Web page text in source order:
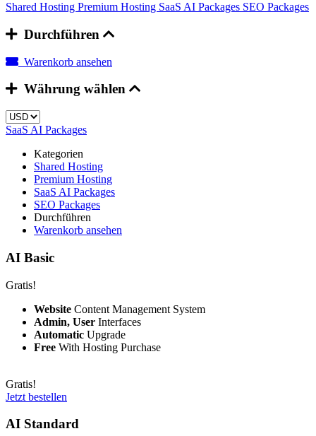
Shared Hosting Premium Hosting SaaS AI Packages SEO Packages
Durchführen
Warenkorb ansehen
Währung wählen
SaaS AI Packages
Kategorien
Shared Hosting
Premium Hosting
SaaS AI Packages
SEO Packages
Durchführen
Warenkorb ansehen
AI Basic
Gratis!
Website Content Management System
Admin, User Interfaces
Automatic Upgrade
Free With Hosting Purchase
Gratis!
Jetzt bestellen
AI Standard